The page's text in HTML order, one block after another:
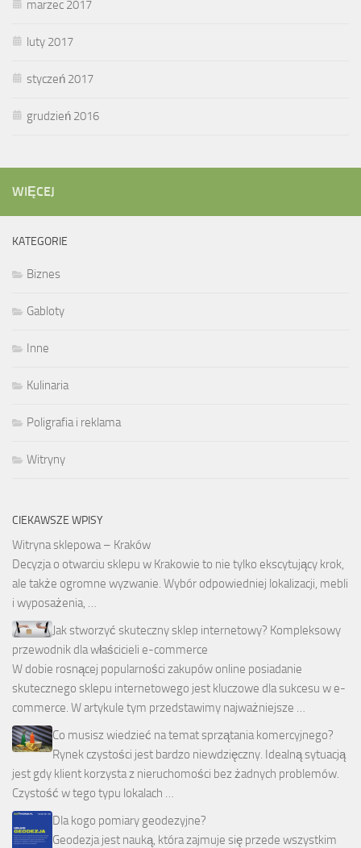
marzec 2017
luty 2017
styczeń 2017
grudzień 2016
WIĘCEJ
KATEGORIE
Biznes
Gabloty
Inne
Kulinaria
Poligrafia i reklama
Witryny
CIEKAWSZE WPISY
Witryna sklepowa – Kraków
Decyzja o otwarciu sklepu w Krakowie to nie tylko ekscytujący krok,
ale także ogromne wyzwanie. Wybór odpowiedniej lokalizacji, mebli
i wyposażenia, …
Jak stworzyć skuteczny sklep internetowy? Kompleksowy
przewodnik dla właścicieli e-commerce
W dobie rosnącej popularności zakupów online posiadanie
skutecznego sklepu internetowego jest kluczowe dla sukcesu w e-
commerce. W artykule tym przedstawimy najważniejsze …
Co musisz wiedzieć na temat sprzątania komercyjnego?
Rynek czystości jest bardzo niewdzięczny. Idealną sytuacją
jest gdy klient korzysta z nieruchomości bez żadnych problemów.
Czystość w tego typu lokalach …
Dla kogo pomiary geodezyjne?
Geodezja jest nauką, która zajmuje się przede wszystkim